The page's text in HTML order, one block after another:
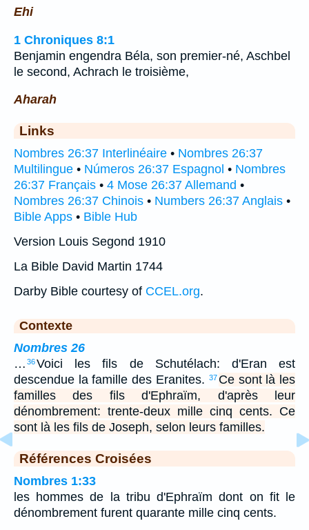
Ehi
1 Chroniques 8:1
Benjamin engendra Béla, son premier-né, Aschbel
le second, Achrach le troisième,
Aharah
Links
Nombres 26:37 Interlinéaire • Nombres 26:37
Multilingue • Números 26:37 Espagnol • Nombres
26:37 Français • 4 Mose 26:37 Allemand •
Nombres 26:37 Chinois • Numbers 26:37 Anglais •
Bible Apps • Bible Hub
Version Louis Segond 1910
La Bible David Martin 1744
Darby Bible courtesy of CCEL.org.
Contexte
Nombres 26
… 36Voici les fils de Schutélach: d'Eran est
descendue la famille des Eranites. 37 Ce sont là les
familles des fils d'Ephraïm, d'après leur
dénombrement: trente-deux mille cinq cents. Ce
sont là les fils de Joseph, selon leurs familles.
Références Croisées
Nombres 1:33
les hommes de la tribu d'Ephraïm dont on fit le
dénombrement furent quarante mille cinq cents.